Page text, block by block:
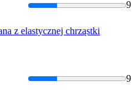
9
z elastycznej chrząstki
9